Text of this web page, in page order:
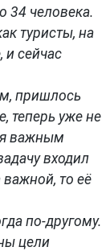
34 человека.
туристы, на
и сейчас
пришлось
теперь уже не
важным
входил
то её
по-другому.
цели